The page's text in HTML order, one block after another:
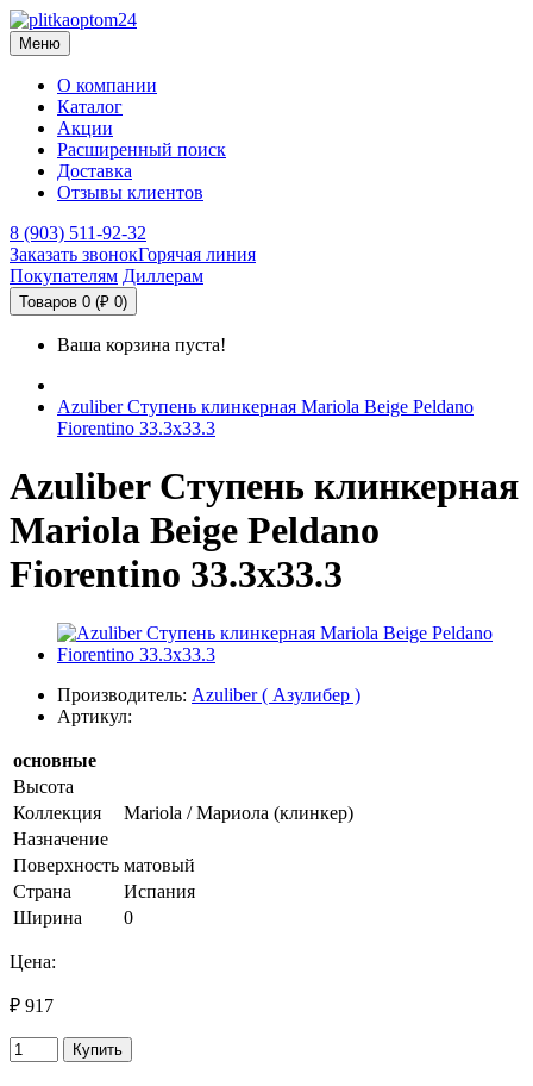
Меню
О компании
Каталог
Акции
Расширенный поиск
Доставка
Отзывы клиентов
8 (903) 511-92-32
Заказать звонокГорячая линия
Покупателям Диллерам
Товаров 0 (₽ 0)
Ваша корзина пуста!
Azuliber Ступень клинкерная Mariola Beige Peldano
Fiorentino 33.3х33.3
Azuliber Ступень клинкерная
Mariola Beige Peldano
Fiorentino 33.3х33.3
Производитель: Azuliber ( Азулибер )
Артикул:
основные
Высота
Коллекция
Mariola / Мариола (клинкер)
Назначение
Поверхность матовый
Страна
Испания
Ширина
0
Цена:
₽ 917
Купить